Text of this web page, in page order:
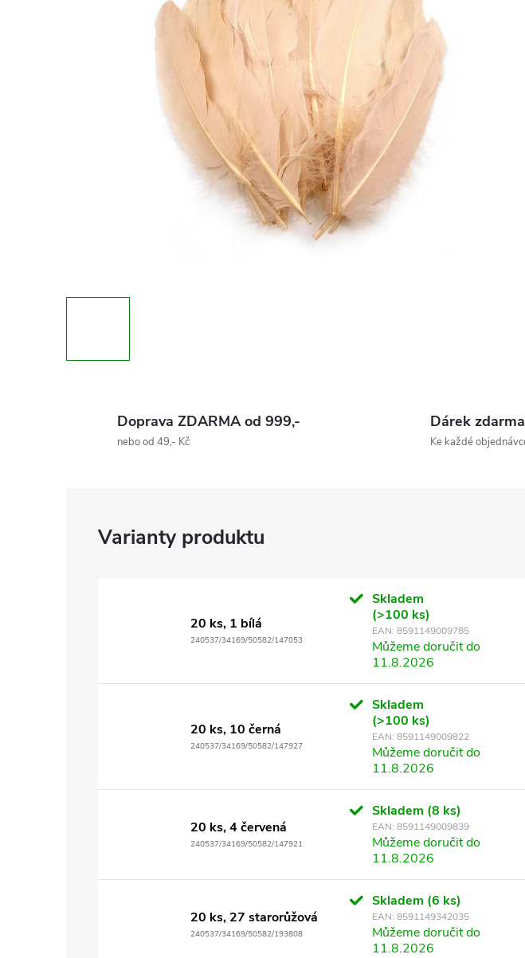
Doprava ZDARMA od 999,-
nebo od 49,- Kč
Dárek zdarma
Ke každé
20 ks, 1 bílá
240537/34169/50582/147053
Skladem
(>100 ks)
EAN: 8591149009785
Můžeme doručit do
11.8.2026
20 ks, 10 černá
240537/34169/50582/147927
Skladem
(>100 ks)
EAN: 8591149009822
Můžeme doručit do
11.8.2026
20 ks, 4 červená
240537/34169/50582/147921
Skladem (8 ks)
EAN: 8591149009839
Můžeme doručit do
11.8.2026
20 ks, 27 starorůžová
240537/34169/50582/193808
Skladem (6 ks)
EAN: 8591149342035
Můžeme doručit do
11.8.2026